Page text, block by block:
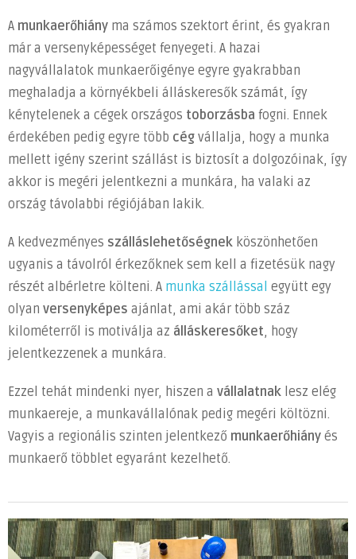
szállás:
egyre
gyakoribb
kombináció,
ha
nagyvállalatnál
keresel
bejegyzéshez
A munkaerőhiány ma számos szektort érint, és gyakran
már a versenyképességet fenyegeti. A hazai
nagyvállalatok munkaerőigénye egyre gyakrabban
meghaladja a környékbeli álláskeresők számát, így
kénytelenek a cégek országos toborzásba fogni. Ennek
érdekében pedig egyre több cég vállalja, hogy a munka
mellett igény szerint szállást is biztosít a dolgozóinak, így
akkor is megéri jelentkezni a munkára, ha valaki az
ország távolabbi régiójában lakik.
A kedvezményes szálláslehetőségnek köszönhetően
ugyanis a távolról érkezőknek sem kell a fizetésük nagy
részét albérletre költeni. A munka szállással együtt egy
olyan versenyképes ajánlat, ami akár több száz
kilométerről is motiválja az álláskeresőket, hogy
jelentkezzenek a munkára.
Ezzel tehát mindenki nyer, hiszen a vállalatnak lesz elég
munkaereje, a munkavállalónak pedig megéri költözni.
Vagyis a regionális szinten jelentkező munkaerőhiány és
munkaerő többlet egyaránt kezelhető.